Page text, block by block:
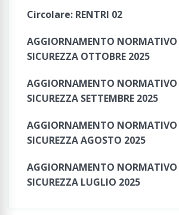
Circolare: RENTRI 02
AGGIORNAMENTO NORMATIVO
SICUREZZA OTTOBRE 2025
AGGIORNAMENTO NORMATIVO
SICUREZZA SETTEMBRE 2025
AGGIORNAMENTO NORMATIVO
SICUREZZA AGOSTO 2025
AGGIORNAMENTO NORMATIVO
SICUREZZA LUGLIO 2025